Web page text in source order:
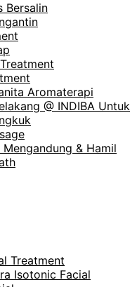
Bersalin
Aromaterapi
@ INDIBA Untuk
& Hamil
Treatment
Isotonic Facial